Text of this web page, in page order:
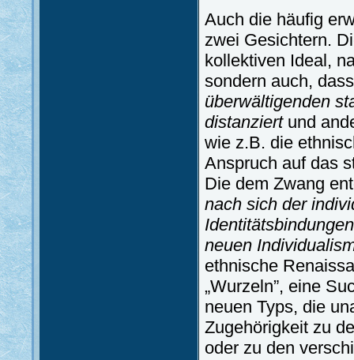
Auch die häufig
zwei Gesichtern.
kollektiven Ideal,
sondern auch,
überwältigenden
distanziertund
wie z.B. die
Anspruch auf das
Die dem Zwang
nach sich der
neuen
ethnische
„Wurzeln”, eine
neuen Typs, die
Zugehörigkeit zu
oder zu den